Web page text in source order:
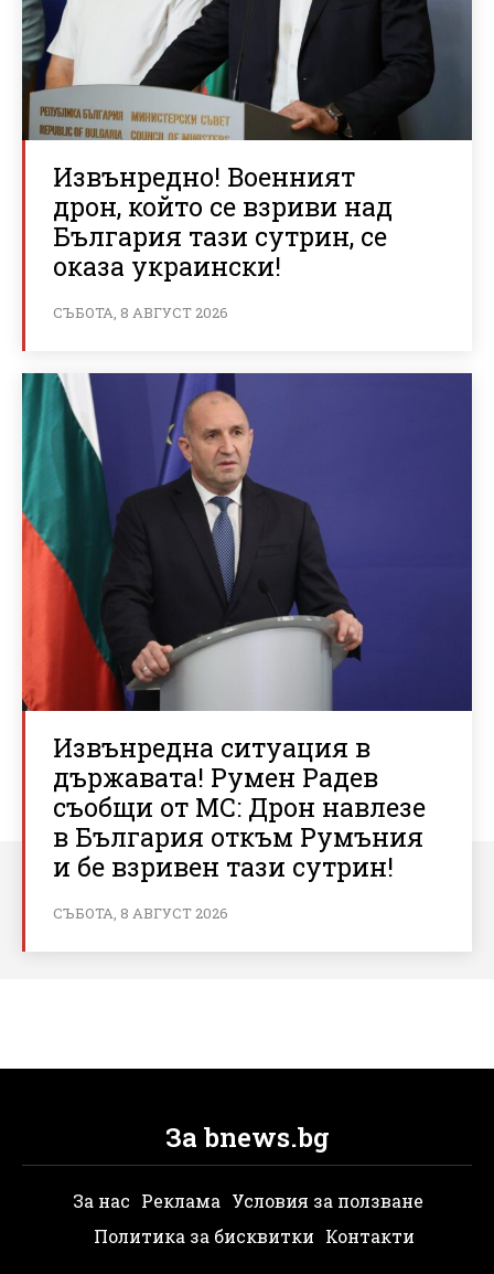
Извънредно! Военният
дрон, който се взриви над
България тази сутрин, се
оказа украински!
СЪБОТА, 8 АВГУСТ 2026
Извънредна ситуация в
държавата! Румен Радев
съобщи от МС: Дрон навлезе
в България откъм Румъния
и бе взривен тази сутрин!
СЪБОТА, 8 АВГУСТ 2026
За bnews.bg
За нас Реклама Условия за ползване
Политика за бисквитки Контакти